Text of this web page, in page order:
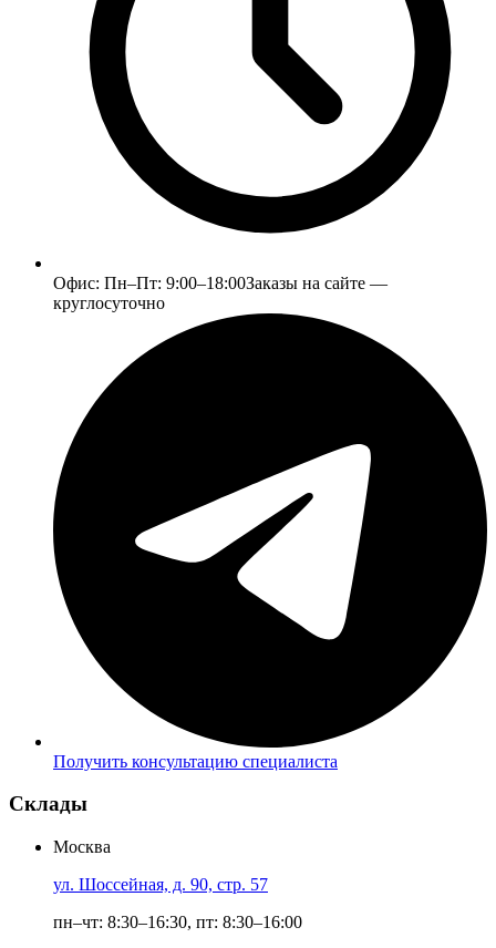
Офис: Пн–Пт: 9:00–18:00Заказы на сайте —
круглосуточно
Получить консультацию специалиста
Склады
Москва
ул. Шоссейная, д. 90, стр. 57
пн–чт: 8:30–16:30, пт: 8:30–16:00